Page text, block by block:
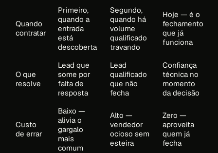
Quando
contratar
Primeiro,
quando a
entrada
está
descoberta
Segundo,
quando há
volume
qualificado
travando
Hoje — é o
fechamento
que já
funciona
O que
resolve
Lead que
some por
falta de
resposta
Lead
qualificado
que não
fecha
Confiança
técnica no
momento
da decisão
Custo
de errar
Baixo —
alivia o
gargalo
mais
comum
Alto —
vendedor
ocioso sem
esteira
Zero —
aproveita
quem já
fecha